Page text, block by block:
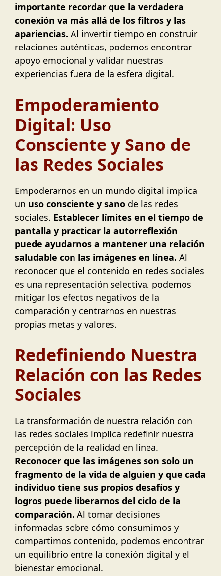
importante recordar que la verdadera
conexión va más allá de los filtros y las
apariencias. Al invertir tiempo en construir
relaciones auténticas, podemos encontrar
apoyo emocional y validar nuestras
experiencias fuera de la esfera digital.
Empoderamiento
Digital: Uso
Consciente y Sano de
las Redes Sociales
Empoderarnos en un mundo digital implica
un uso consciente y sano de las redes
sociales. Establecer límites en el tiempo de
pantalla y practicar la autorreflexión
puede ayudarnos a mantener una relación
saludable con las imágenes en línea. Al
reconocer que el contenido en redes sociales
es una representación selectiva, podemos
mitigar los efectos negativos de la
comparación y centrarnos en nuestras
propias metas y valores.
Redefiniendo Nuestra
Relación con las Redes
Sociales
La transformación de nuestra relación con
las redes sociales implica redefinir nuestra
percepción de la realidad en línea.
Reconocer que las imágenes son solo un
fragmento de la vida de alguien y que cada
individuo tiene sus propios desafíos y
logros puede liberarnos del ciclo de la
comparación. Al tomar decisiones
informadas sobre cómo consumimos y
compartimos contenido, podemos encontrar
un equilibrio entre la conexión digital y el
bienestar emocional.